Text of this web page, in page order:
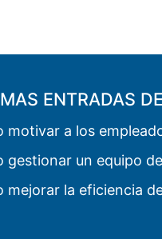
ENTRADAS
motivar a los
gestionar un equipo
mejorar la eficiencia